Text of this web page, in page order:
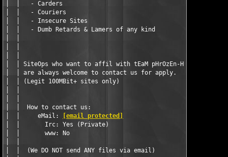
[email protected]
│  │       Irc: Yes (Private)
│  │       www: No
│  │  (We DO NOT send ANY files via email)